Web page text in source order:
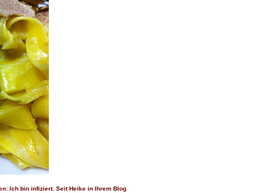
Ich bin infiziert. Seit Heike in Ihrem Blog